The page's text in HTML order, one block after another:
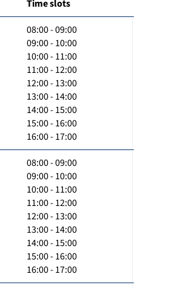
Time slots
08:00 - 09:00
09:00 - 10:00
10:00 - 11:00
11:00 - 12:00
12:00 - 13:00
13:00 - 14:00
14:00 - 15:00
15:00 - 16:00
16:00 - 17:00
08:00 - 09:00
09:00 - 10:00
10:00 - 11:00
11:00 - 12:00
12:00 - 13:00
13:00 - 14:00
14:00 - 15:00
15:00 - 16:00
16:00 - 17:00